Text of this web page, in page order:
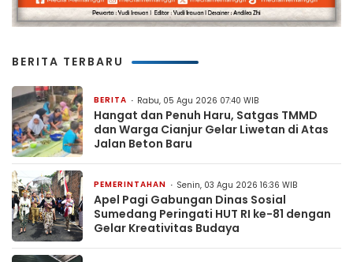
BERITA TERBARU
BERITA Rabu, 05 Agu 2026 07:40 WIB
Hangat dan Penuh Haru, Satgas TMMD
dan Warga Cianjur Gelar Liwetan di Atas
Jalan Beton Baru
PEMERINTAHAN Senin, 03 Agu 2026 16:36 WIB
Apel Pagi Gabungan Dinas Sosial
Sumedang Peringati HUT RI ke-81 dengan
Gelar Kreativitas Budaya